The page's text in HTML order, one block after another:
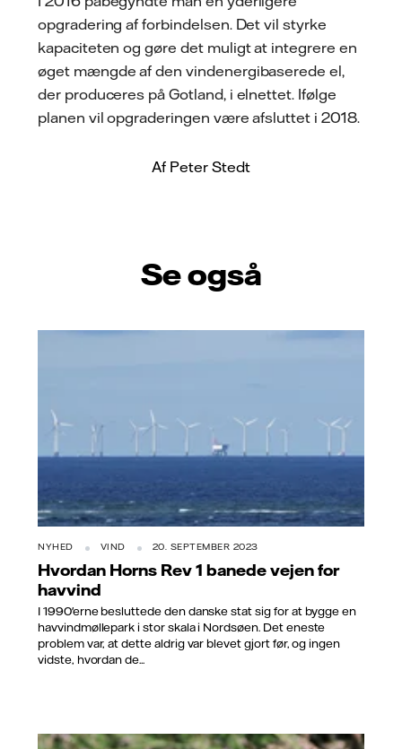
opgradering af forbindelsen. Det vil styrke
kapaciteten og gøre det muligt at integrere en
øget mængde af den vindenergibaserede el,
der produceres på Gotland, i elnettet. Ifølge
planen vil opgraderingen være afsluttet i 2018.
Af Peter Stedt
Se også
NYHED VIND 20. SEPTEMBER 2023
Hvordan Horns Rev 1 banede vejen for
havvind
I 1990'erne besluttede den danske stat sig for at bygge en
havvindmøllepark i stor skala i Nordsøen. Det eneste
problem var, at dette aldrig var blevet gjort før, og ingen
vidste, hvordan de...